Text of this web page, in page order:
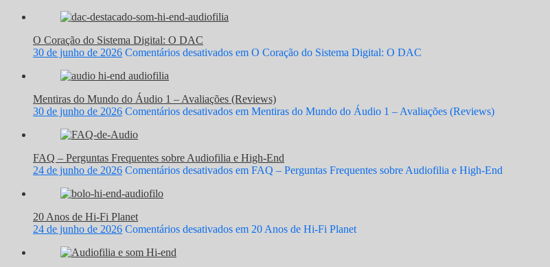
O Coração do Sistema Digital: O DAC
30 de junho de 2026 Comentários desativados em O Coração do Sistema Digital: O DAC
Mentiras do Mundo do Áudio 1 – Avaliações (Reviews)
30 de junho de 2026 Comentários desativados em Mentiras do Mundo do Áudio 1 – Avaliações (Reviews)
FAQ – Perguntas Frequentes sobre Audiofilia e High-End
24 de junho de 2026 Comentários desativados em FAQ – Perguntas Frequentes sobre Audiofilia e High-End
20 Anos de Hi-Fi Planet
24 de junho de 2026 Comentários desativados em 20 Anos de Hi-Fi Planet